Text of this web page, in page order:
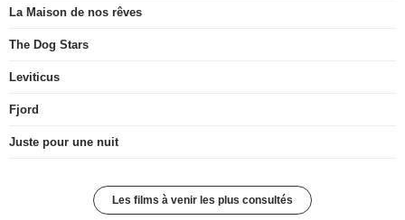
La Maison de nos rêves
The Dog Stars
Leviticus
Fjord
Juste pour une nuit
Les films à venir les plus consultés